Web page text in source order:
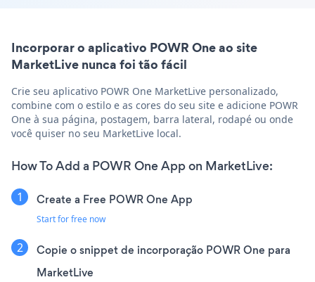
Incorporar o aplicativo POWR One ao site
MarketLive nunca foi tão fácil
Crie seu aplicativo POWR One MarketLive personalizado,
combine com o estilo e as cores do seu site e adicione POWR
One à sua página, postagem, barra lateral, rodapé ou onde
você quiser no seu MarketLive local.
How To Add a POWR One App on MarketLive:
Create a Free POWR One App
Start for free now
Copie o snippet de incorporação POWR One para
MarketLive